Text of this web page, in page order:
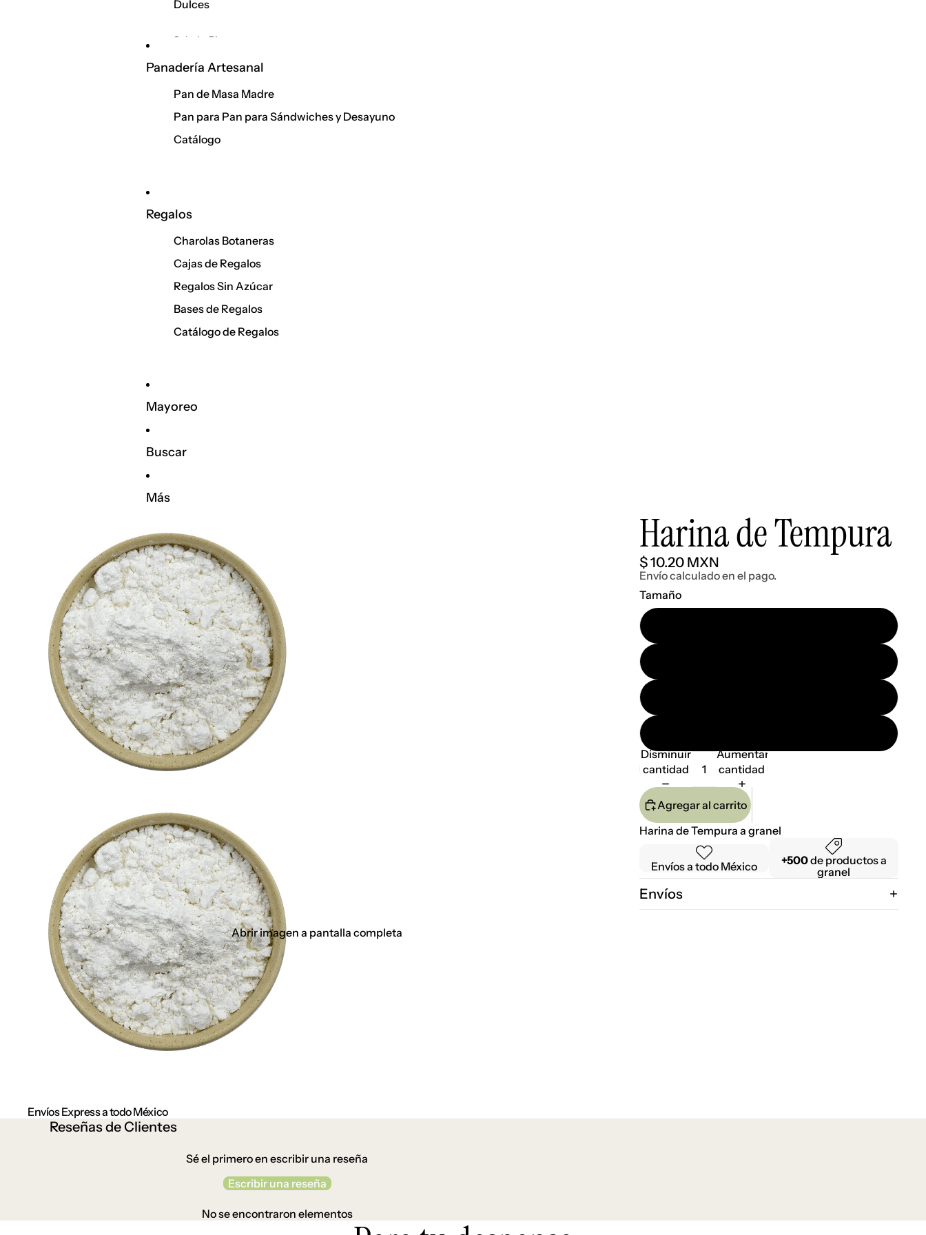
Dulces
Salud y Bienestar
Proteínas
Panadería Artesanal
Pan de Masa Madre
Pan para Pan para Sándwiches y Desayuno
Catálogo
Regalos
Charolas Botaneras
Cajas de Regalos
Regalos Sin Azúcar
Bases de Regalos
Catálogo de Regalos
Mayoreo
Buscar
Más
Abrir imagen a pantalla completa
Harina de Tempura
$ 10.20 MXN
Envío calculado en el pago.
Tamaño
Disminuir
cantidad
Aumentar
cantidad
Agregar al carrito
Harina de Tempura a granel
Envíos a todo México +500de productos a
granel
Envíos
Envíos Express a todo México
Reseñas de Clientes
Sé el primero en escribir una reseña
Escribir una reseña
No se encontraron elementos